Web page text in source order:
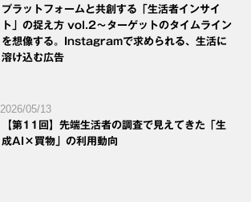
プラットフォームと共創する「生活者インサイ
ト」の捉え方 vol.2～ターゲットのタイムライン
を想像する。Instagramで求められる、生活に
溶け込む広告
2026/05/13
【第11回】先端生活者の調査で見えてきた「生
成AI×買物」の利用動向